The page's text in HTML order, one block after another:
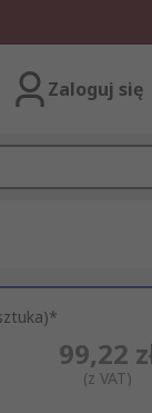
Zaloguj się
99,22
(z VAT)